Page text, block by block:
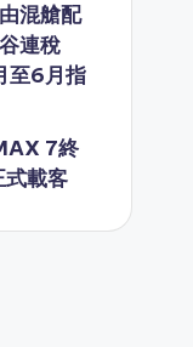
混艙配
連稅
至6月指
7終
載客